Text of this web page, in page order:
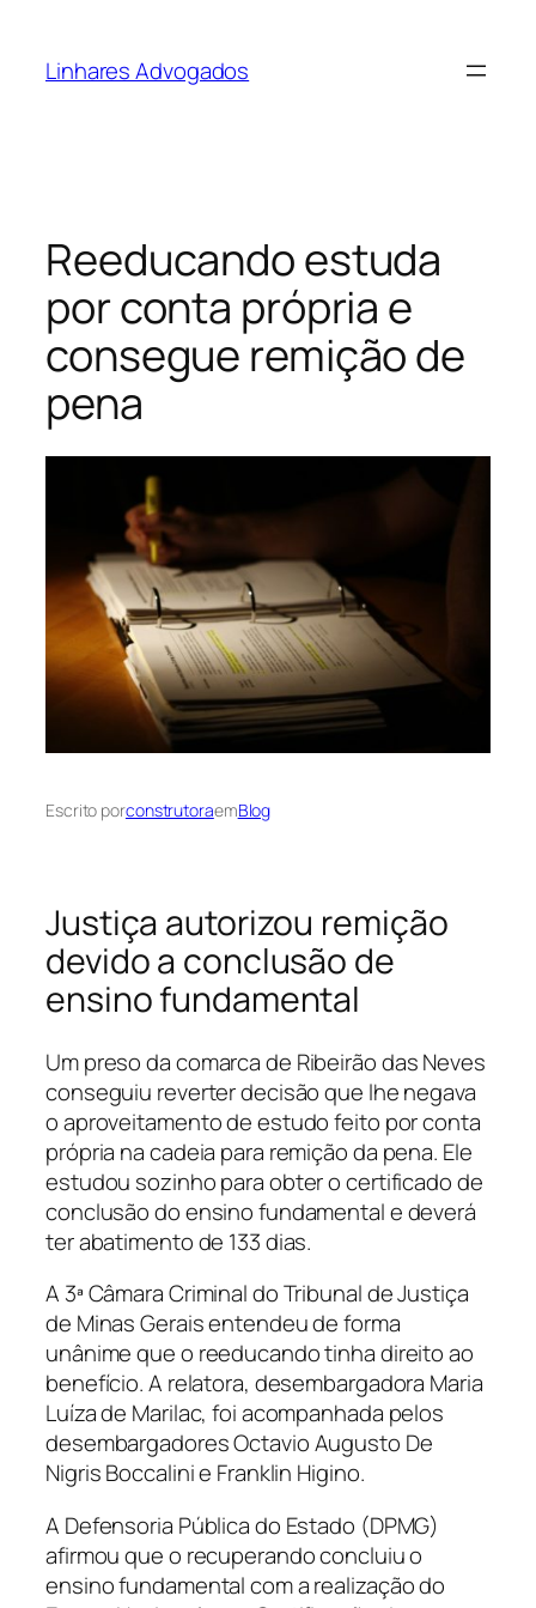
Linhares Advogados
Reeducando estuda
por conta própria e
consegue remição de
pena
Escrito porconstrutoraemBlog
Justiça autorizou remição
devido a conclusão de
ensino fundamental
Um preso da comarca de Ribeirão das Neves
conseguiu reverter decisão que lhe negava
o aproveitamento de estudo feito por conta
própria na cadeia para remição da pena. Ele
estudou sozinho para obter o certificado de
conclusão do ensino fundamental e deverá
ter abatimento de 133 dias.
A 3ª Câmara Criminal do Tribunal de Justiça
de Minas Gerais entendeu de forma
unânime que o reeducando tinha direito ao
benefício. A relatora, desembargadora Maria
Luíza de Marilac, foi acompanhada pelos
desembargadores Octavio Augusto De
Nigris Boccalini e Franklin Higino.
A Defensoria Pública do Estado (DPMG)
afirmou que o recuperando concluiu o
ensino fundamental com a realização do